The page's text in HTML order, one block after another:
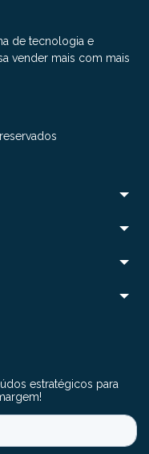
de tecnologia e
vender mais com mais